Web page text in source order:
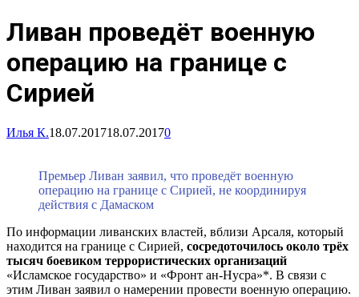
Ливан проведёт военную
операцию на границе с
Сирией
Илья К.18.07.201718.07.20170
Премьер Ливан заявил, что проведёт военную
операцию на границе с Сирией, не координируя
действия с Дамаском
По информации ливанских властей, вблизи Арсаля, который
находится на границе с Сирией, сосредоточилось около трёх
тысяч боевиком террористических организаций
«Исламское государство» и «Фронт ан-Нусра»*. В связи с
этим Ливан заявил о намерении провести военную операцию.